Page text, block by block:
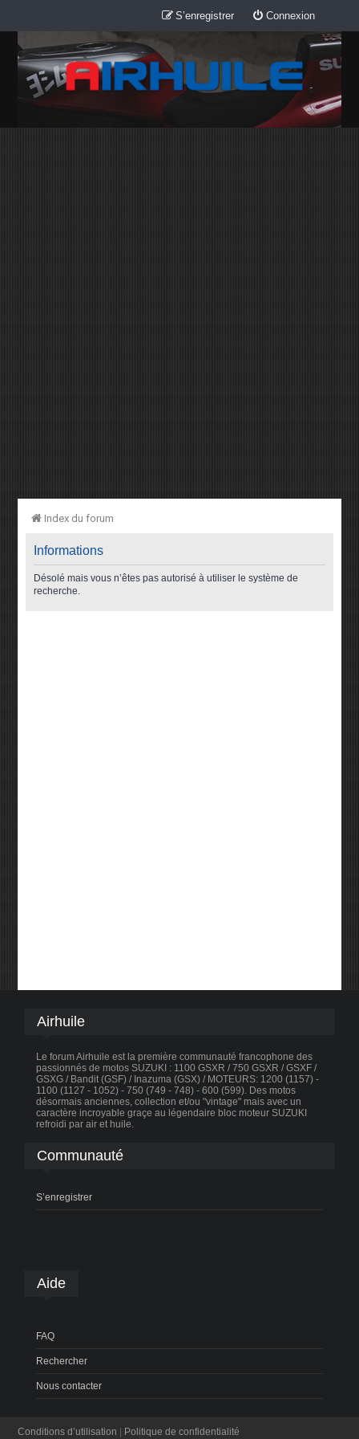
Connexion
S’enregistrer
Index du forum
Informations
Désolé mais vous n’êtes pas autorisé à utiliser le système de
recherche.
Airhuile
Le forum Airhuile est la première communauté francophone des
passionnés de motos SUZUKI : 1100 GSXR / 750 GSXR / GSXF /
GSXG / Bandit (GSF) / Inazuma (GSX) / MOTEURS: 1200 (1157) -
1100 (1127 - 1052) - 750 (749 - 748) - 600 (599). Des motos
désormais anciennes, collection et/ou "vintage" mais avec un
caractère incroyable graçe au légendaire bloc moteur SUZUKI
refroidi par air et huile.
Communauté
S’enregistrer
Aide
FAQ
Rechercher
Nous contacter
Conditions d’utilisation
Politique de confidentialité